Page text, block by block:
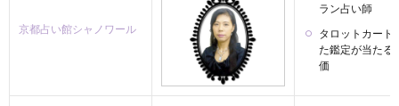
京都占い館シャノワール
ラン占い師
タロットカード
た鑑定が当たる
価